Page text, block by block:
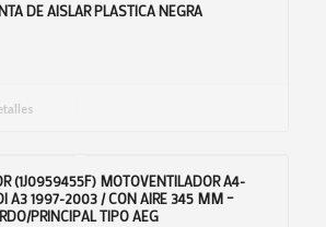
DE AISLAR PLASTICA NEGRA
(1J0959455F) MOTOVENTILADOR A4-
A3 1997-2003 / CON AIRE 345 MM –
PRINCIPAL TIPO AEG